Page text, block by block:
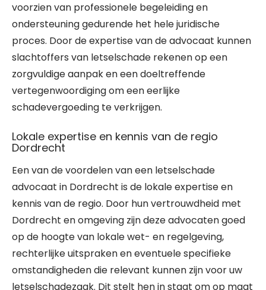
voorzien van professionele begeleiding en
ondersteuning gedurende het hele juridische
proces. Door de expertise van de advocaat kunnen
slachtoffers van letselschade rekenen op een
zorgvuldige aanpak en een doeltreffende
vertegenwoordiging om een eerlijke
schadevergoeding te verkrijgen.
Lokale expertise en kennis van de regio
Dordrecht
Een van de voordelen van een letselschade
advocaat in Dordrecht is de lokale expertise en
kennis van de regio. Door hun vertrouwdheid met
Dordrecht en omgeving zijn deze advocaten goed
op de hoogte van lokale wet- en regelgeving,
rechterlijke uitspraken en eventuele specifieke
omstandigheden die relevant kunnen zijn voor uw
letselschadezaak. Dit stelt hen in staat om op maat